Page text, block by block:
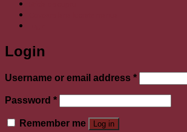
Login
Username or email address *Required
Password *Required
Remember me Log in